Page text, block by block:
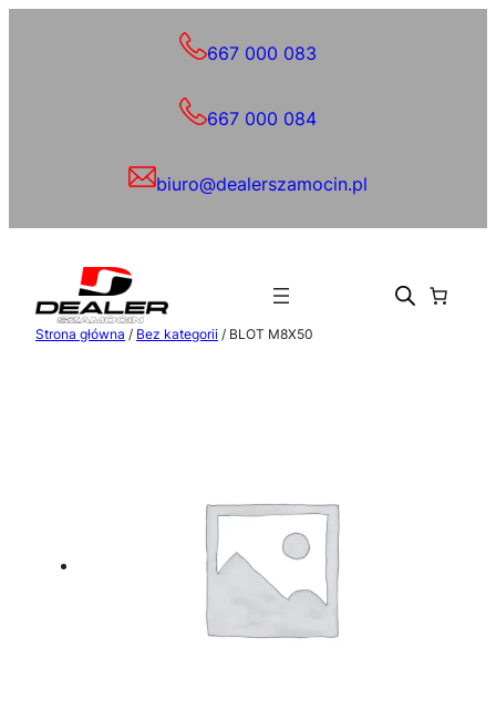
667 000 083
667 000 084
biuro@dealerszamocin.pl
Strona główna / Bez kategorii / BLOT M8X50